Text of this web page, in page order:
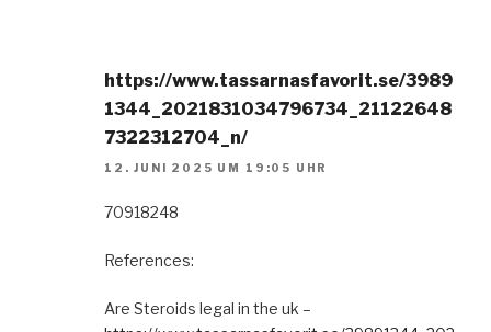
https://www.tassarnasfavorit.se/3989
1344_2021831034796734_21122648
7322312704_n/
12. JUNI 2025 UM 19:05 UHR
70918248
References:
Are Steroids legal in the uk –